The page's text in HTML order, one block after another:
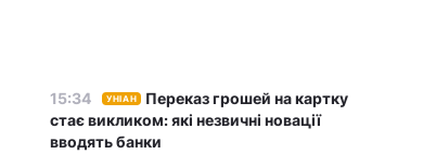
15:34 УНІАН
Переказ грошей на картку
стає викликом: які незвичні новації
вводять банки